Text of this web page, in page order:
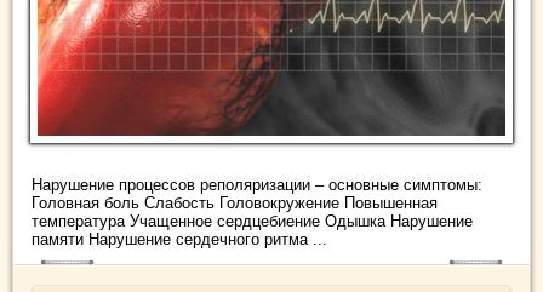
Нарушение процессов реполяризации – основные симптомы:
Головная боль Слабость Головокружение Повышенная
температура Учащенное сердцебиение Одышка Нарушение
памяти Нарушение сердечного ритма ...